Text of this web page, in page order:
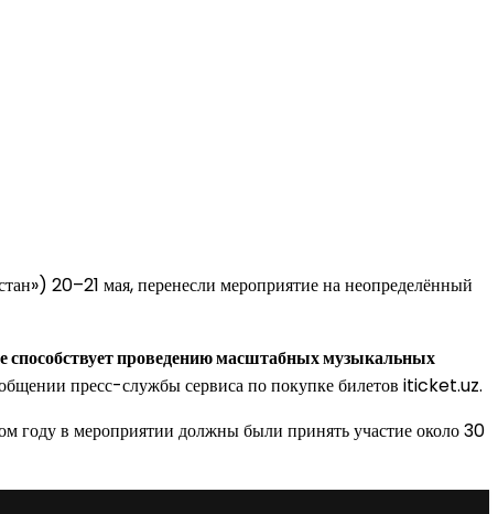
20–21 мая, перенесли мероприятие на неопределённый
проведению масштабных музыкальных
пресс-службы сервиса по покупке билетов iticket.uz.
году в мероприятии должны были принять участие около 30